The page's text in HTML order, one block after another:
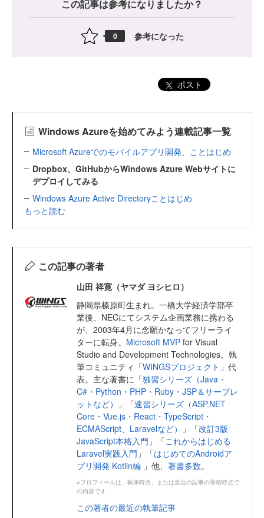
この記事は参考になりましたか？
0 参考になった
ポスト
Windows Azureを始めてみよう連載記事一覧
Microsoft Azureでのモバイルアプリ開発、ことはじめ
Dropbox、GitHubからWindows Azure Webサイトに
デプロイしてみる
Windows Azure Active Directoryことはじめ
もっと読む
この記事の著者
山田 祥寛（ヤマダ ヨシヒロ）
静岡県榛原町生まれ。一橋大学経済学部卒
業後、NECにてシステム企画業務に携わる
が、2003年4月に念願かなってフリーライ
ターに転身。 Microsoft MVP for Visual
Studio and Development Technologies。執
筆コミュニティ「WINGSプロジェクト 」代
表。主な著書に「独習シリーズ（Java・
C#・Python・PHP・Ruby・JSP＆サーブレ
ットなど）
」「速習シリーズ（ASP.NET
Core・Vue.js・React・TypeScript・
ECMAScript、Laravelなど）
」「改訂3版
JavaScript本格入門 」「これからはじめる
Laravel実践入門 」「はじめてのAndroidア
プリ開発 Kotlin編 」他、 著書多数。
※プロフィールは、執筆時点、または直近の記事の寄稿時点で
の内容です
この著者の最近の執筆記事